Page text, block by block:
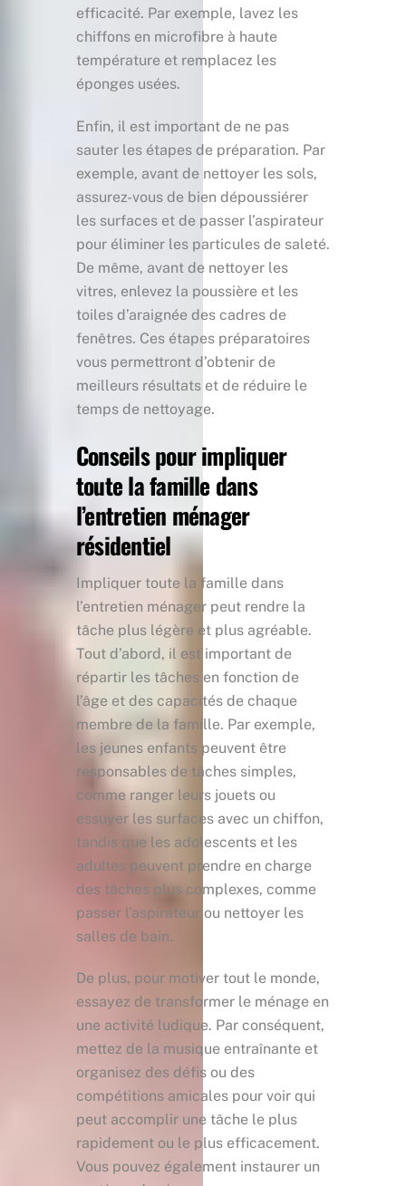
efficacité. Par exemple, lavez les
chiffons en microfibre à haute
température et remplacez les
éponges usées.
Enfin, il est important de ne pas
sauter les étapes de préparation. Par
exemple, avant de nettoyer les sols,
assurez-vous de bien dépoussiérer
les surfaces et de passer l’aspirateur
pour éliminer les particules de saleté.
De même, avant de nettoyer les
vitres, enlevez la poussière et les
toiles d’araignée des cadres de
fenêtres. Ces étapes préparatoires
vous permettront d’obtenir de
meilleurs résultats et de réduire le
temps de nettoyage.
Conseils pour impliquer
toute la famille dans
l’entretien ménager
résidentiel
Impliquer toute la famille dans
l’entretien ménager peut rendre la
tâche plus légère et plus agréable.
Tout d’abord, il est important de
répartir les tâches en fonction de
l’âge et des capacités de chaque
membre de la famille. Par exemple,
les jeunes enfants peuvent être
responsables de tâches simples,
comme ranger leurs jouets ou
essuyer les surfaces avec un chiffon,
tandis que les adolescents et les
adultes peuvent prendre en charge
des tâches plus complexes, comme
passer l’aspirateur ou nettoyer les
salles de bain.
De plus, pour motiver tout le monde,
essayez de transformer le ménage en
une activité ludique. Par conséquent,
mettez de la musique entraînante et
organisez des défis ou des
compétitions amicales pour voir qui
peut accomplir une tâche le plus
rapidement ou le plus efficacement.
Vous pouvez également instaurer un